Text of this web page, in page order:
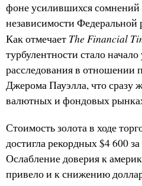
фоне усилившихся сомнений
независимости
Как отмечает The Financial
турбулентности стало
расследования в отношении
Джерома Пауэлла, что сразу
валютных и фондовых
Стоимость золота в ходе
достигла рекордных $4 600
Ослабление доверия к
привело и к снижению